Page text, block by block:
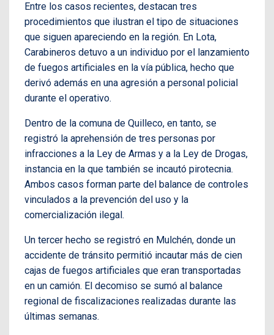
Entre los casos recientes, destacan tres
procedimientos que ilustran el tipo de situaciones
que siguen apareciendo en la región. En Lota,
Carabineros detuvo a un individuo por el lanzamiento
de fuegos artificiales en la vía pública, hecho que
derivó además en una agresión a personal policial
durante el operativo.
Dentro de la comuna de Quilleco, en tanto, se
registró la aprehensión de tres personas por
infracciones a la Ley de Armas y a la Ley de Drogas,
instancia en la que también se incautó pirotecnia.
Ambos casos forman parte del balance de controles
vinculados a la prevención del uso y la
comercialización ilegal.
Un tercer hecho se registró en Mulchén, donde un
accidente de tránsito permitió incautar más de cien
cajas de fuegos artificiales que eran transportadas
en un camión. El decomiso se sumó al balance
regional de fiscalizaciones realizadas durante las
últimas semanas.